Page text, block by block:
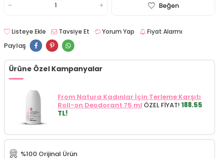
Beğen
Listeye Ekle Tavsiye Et Yorum Yap Fiyat Alarmı
Paylaş
Ürüne Özel Kampanyalar
From Natura Kadınlar İçin Terleme Karşıtı
Roll-on Deodorant 75 ml ÖZEL FİYAT! 188.55
TL!
%100 Orijinal Ürün